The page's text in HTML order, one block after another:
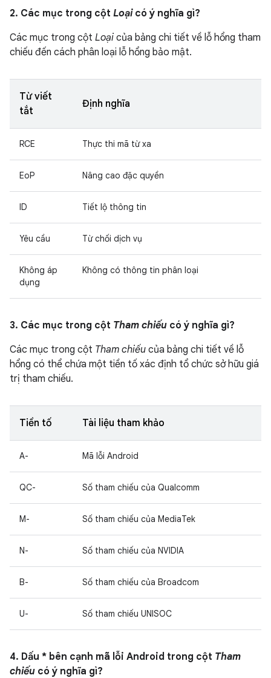
2. Các mục trong cột Loạicó ý nghĩa gì?
Các mục trong cột Loại của bảng chi tiết về lỗ hổng tham
chiếu đến cách phân loại lỗ hổng bảo mật.
Từ viết
tắt
Định nghĩa
RCE Thực thi mã từ xa
EoP Nâng cao đặc quyền
ID Tiết lộ thông tin
Yêu cầu Từ chối dịch vụ
Không áp
dụng
Không có thông tin phân loại
3. Các mục trong cột Tham chiếu có ý nghĩa gì?
Các mục trong cột Tham chiếu của bảng chi tiết về lỗ
hổng có thể chứa một tiền tố xác định tổ chức sở hữu giá
trị tham chiếu.
Tiền tố Tài liệu tham khảo
A- Mã lỗi Android
QC- Số tham chiếu của Qualcomm
M- Số tham chiếu của MediaTek
N- Số tham chiếu của NVIDIA
B- Số tham chiếu của Broadcom
U- Số tham chiếu UNISOC
4. Dấu * bên cạnh mã lỗi Android trong cột Tham
chiếu có ý nghĩa gì?